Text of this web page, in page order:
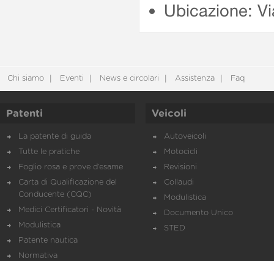
Ubicazione:
Chi siamo Eventi News e circolari Assistenza Faq
Patenti
La patente di guida
Tutte le pratiche
Foglio rosa e prove d’esame
Carta di Qualificazione del
Conducente (CQC)
Medici Certificatori - Novità
Modulistica
Patente nautica
Normativa
Veicoli
Autoveicoli
Motocicli
Revisioni
Collaudi
Modulistica
Documento Unico
STED